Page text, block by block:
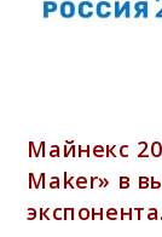
Майнекс
Maker» в
экспонента.